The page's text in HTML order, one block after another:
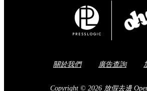
關於我們 廣告查詢
Copyright © 2026 放假去邊